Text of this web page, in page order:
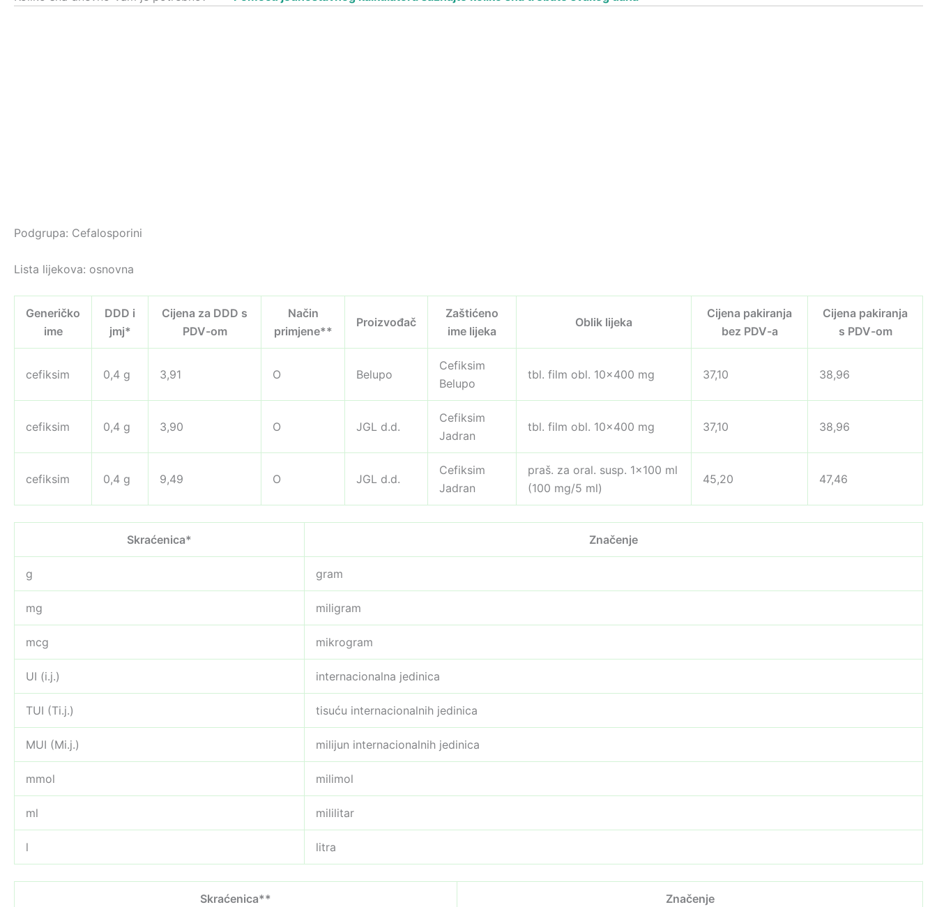
Podgrupa: Cefalosporini
Lista lijekova: osnovna
Generičko
ime
DDD i
jmj*
Cijena za DDD s
PDV-om
Način
primjene**
Proizvođač
Zaštićeno
ime lijeka
Oblik lijeka
Cijena pakiranja
bez PDV-a
Cijena pakiranja
s PDV-om
cefiksim 0,4 g 3,91 O Belupo
Cefiksim
Belupo
tbl. film obl. 10×400 mg 37,10 38,96
cefiksim 0,4 g 3,90 O JGL d.d.
Cefiksim
Jadran
tbl. film obl. 10×400 mg 37,10 38,96
cefiksim 0,4 g 9,49 O JGL d.d.
Cefiksim
Jadran
praš. za oral. susp. 1×100 ml
(100 mg/5 ml)
45,20 47,46
Skraćenica* Značenje
g gram
mg miligram
mcg mikrogram
UI (i.j.) internacionalna jedinica
TUI (Ti.j.) tisuću internacionalnih jedinica
MUI (Mi.j.) milijun internacionalnih jedinica
mmol milimol
ml mililitar
l litra
Skraćenica** Značenje